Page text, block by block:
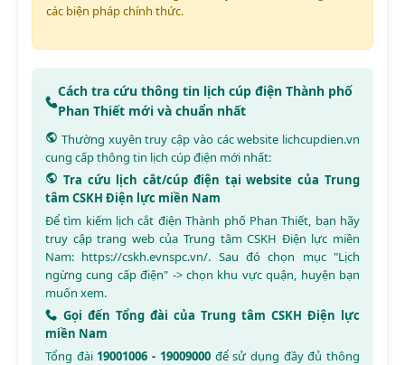
các biện pháp chính thức.
Cách tra cứu thông tin lịch cúp điện Thành phố
Phan Thiết mới và chuẩn nhất
Thường xuyên truy cập vào các website lichcupdien.vn
cung cấp thông tin lịch cúp điện mới nhất:
Tra cứu lịch cắt/cúp điện tại website của Trung
tâm CSKH Điện lực miền Nam
Để tìm kiếm lịch cắt điện Thành phố Phan Thiết, bạn hãy
truy cập trang web của Trung tâm CSKH Điện lực miền
Nam: https://cskh.evnspc.vn/. Sau đó chọn mục "Lịch
ngừng cung cấp điện" -> chọn khu vực quận, huyện bạn
muốn xem.
Gọi đến Tổng đài của Trung tâm CSKH Điện lực
miền Nam
Tổng đài 19001006 - 19009000để sử dụng đầy đủ thông